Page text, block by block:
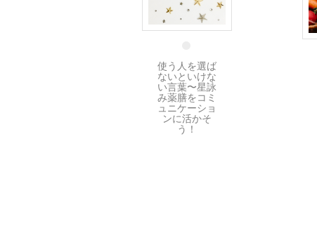
6 2月
使う人を選ば
ないといけな
い言葉〜星詠
み薬膳をコミ
ュニケーショ
ンに活かそ
う！